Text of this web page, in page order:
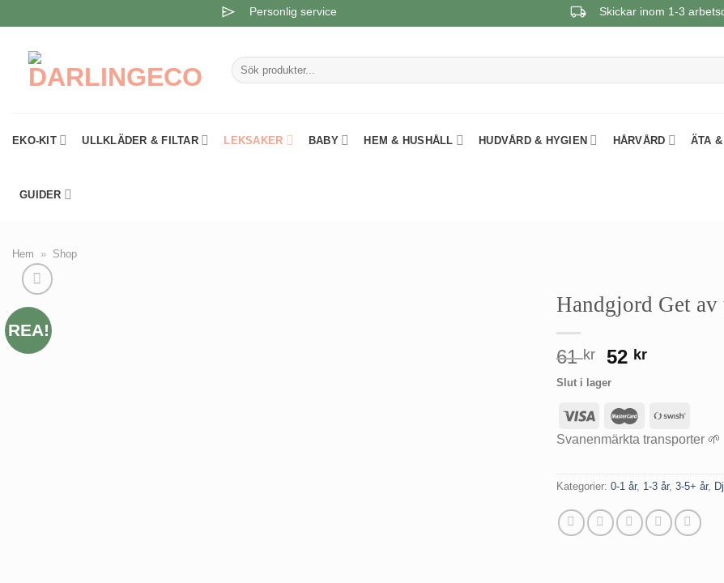
to
content
Personlig service Skickar inom 1-3
Sök
efter:
EKO-KIT ULLKLÄDER & FILTAR LEKSAKER BABY HEM & HUSHÅLL HUDVÅRD & HYGIEN HÅRVÅRD ÄTA
GUIDER
Hem » Shop
REA!
Handgjord Get av
61kr
Det
ursprungliga
var:
61 kr.
52 krDet
är:
52 kr.
Slut i lager
Svanenmärkta transporter
Kategorier: 0-1 år, 1-3 år, 3-5+ år,